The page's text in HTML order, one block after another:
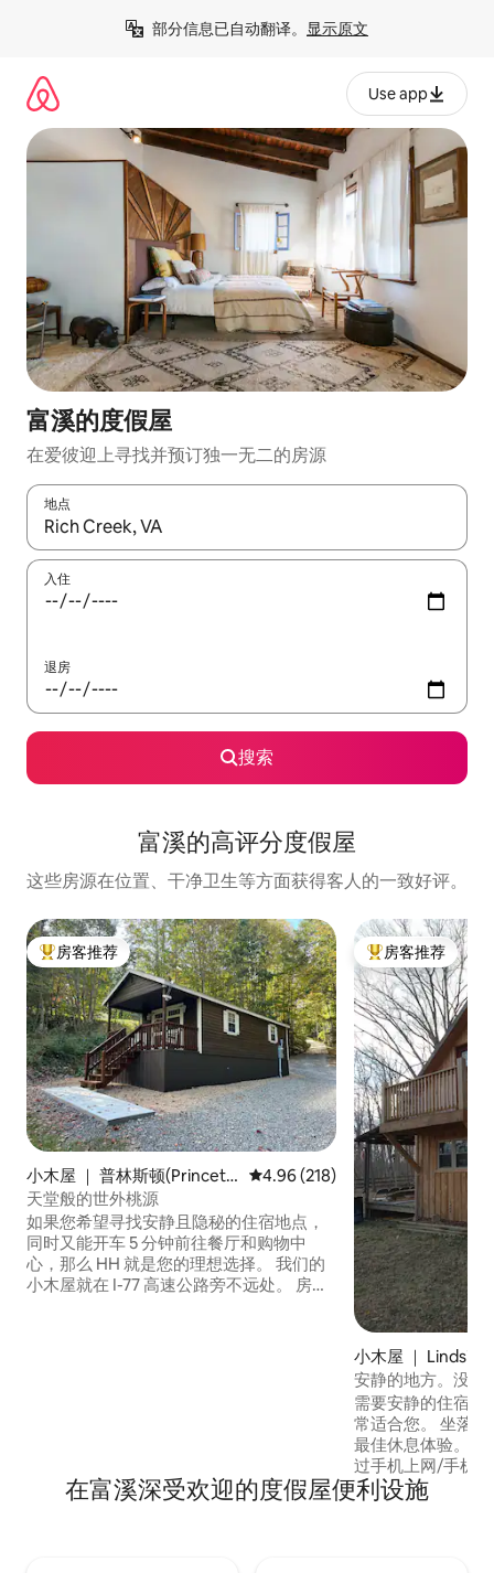
部分信息已自动翻译。 显示原文
Use app
富溪的度假屋
在爱彼迎上寻找并预订独一无二的房源
地点
如有搜索结果，请使用上下方向键查看，或通过点击或滑动手势
入住
退房
搜索
富溪的高评分度假屋
这些房源在位置、干净卫生等方面获得客人的一致好评。
热门「房客推荐」
房客推荐
小木屋 ｜ 普林斯顿(Princeto
n)
平均评分 4.96 分（满分 5 分），
4.96 (218)
天堂般的世外桃源
如果您希望寻找安静且隐秘的住宿地点，
同时又能开车 5 分钟前往餐厅和购物中
心，那么 HH 就是您的理想选择。 我们的
小木屋就在 I-77 高速公路旁不远处。 房源
我们竭诚为每位房客提供尽可能舒适的住
宿体验！
热门「房客推荐」
房客推荐
小木屋 ｜ Lindside
安静的地方。没有
旧。
需要安静的住宿体
常适合您。 坐落
最佳休息体验。
过手机上网/手机
气站/杂货店。15
50分钟/
在富溪深受欢迎的度假屋便利设施